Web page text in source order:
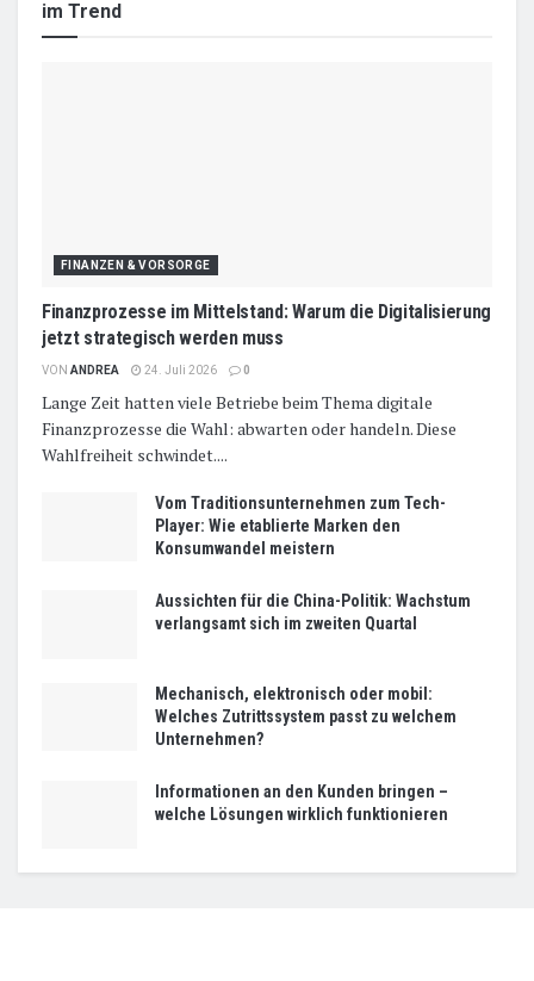
im Trend
FINANZEN & VORSORGE
Finanzprozesse im Mittelstand: Warum die Digitalisierung
jetzt strategisch werden muss
VON ANDREA 24. Juli 2026 0
Lange Zeit hatten viele Betriebe beim Thema digitale
Finanzprozesse die Wahl: abwarten oder handeln. Diese
Wahlfreiheit schwindet....
Vom Traditionsunternehmen zum Tech-
Player: Wie etablierte Marken den
Konsumwandel meistern
Aussichten für die China-Politik: Wachstum
verlangsamt sich im zweiten Quartal
Mechanisch, elektronisch oder mobil:
Welches Zutrittssystem passt zu welchem
Unternehmen?
Informationen an den Kunden bringen –
welche Lösungen wirklich funktionieren